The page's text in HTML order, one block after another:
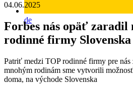
de
04.06.2025
Forbes nás opäť zaradil
rodinné firmy Slovenska
Patriť medzi TOP rodinné firmy pre nás
mnohým rodinám sme vytvorili
doma, na východe Slovenska